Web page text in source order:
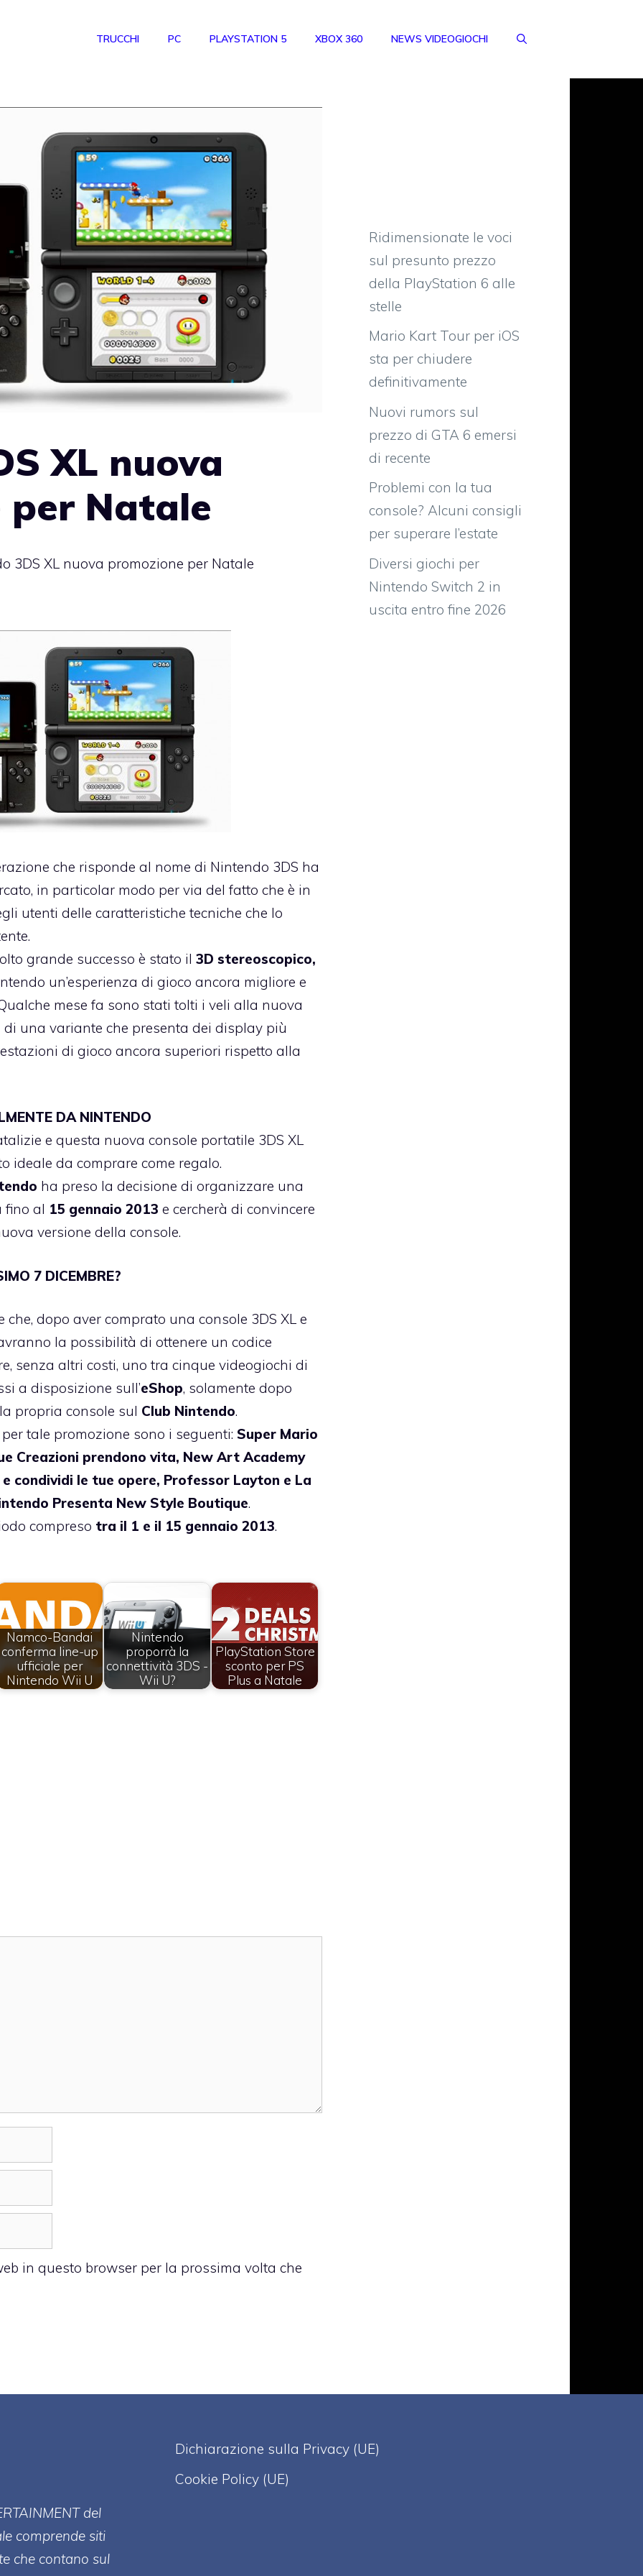
TRUCCHI PC PLAYSTATION 5 XBOX 360 NEWS VIDEOGIOCHI
XL nuova
per Natale
3DS XL nuova promozione per Natale
che risponde al nome di Nintendo 3DS ha
in particolar modo per via del fatto che è in
utenti delle caratteristiche tecniche che lo
grande successo è stato il 3D stereoscopico,
un’esperienza di gioco ancora migliore e
mese fa sono stati tolti i veli alla nuova
di una variante che presenta dei display più
di gioco ancora superiori rispetto alla
DA NINTENDO
e questa nuova console portatile 3DS XL
ideale da comprare come regalo.
ha preso la decisione di organizzare una
fino al 15 gennaio 2013 e cercherà di convincere
versione della console.
7 DICEMBRE?
dopo aver comprato una console 3DS XL e
la possibilità di ottenere un codice
senza altri costi, uno tra cinque videogiochi di
a disposizione sull’eShop, solamente dopo
propria console sul Club Nintendo.
tale promozione sono i seguenti: Super Mario
Creazioni prendono vita, New Art Academy
condividi le tue opere, Professor Layton e La
Presenta New Style Boutique.
compreso tra il 1 e il 15 gennaio 2013.
Namco-Bandai
conferma line-up
ufficiale per
Nintendo Wii U
Nintendo
proporrà la
connettività 3DS -
Wii U?
PlayStation Store
sconto per PS
Plus a Natale
in questo browser per la prossima volta che
Ridimensionate le voci
sul presunto prezzo
della PlayStation 6 alle
stelle
Mario Kart Tour per iOS
sta per chiudere
definitivamente
Nuovi rumors sul
prezzo di GTA 6 emersi
di recente
Problemi con la tua
console? Alcuni consigli
per superare l’estate
Diversi giochi per
Nintendo Switch 2 in
uscita entro fine 2026
AINMENT del
comprende siti
che contano sul
Dichiarazione sulla Privacy (UE)
Cookie Policy (UE)